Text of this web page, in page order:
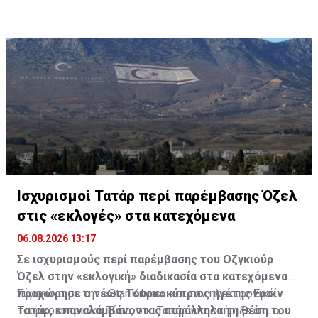
Ισχυρισμοί Τατάρ περί παρέμβασης Όζελ
στις «εκλογές» στα κατεχόμενα
06.08.2026 13:17
Σε ισχυρισμούς περί παρέμβασης του Οζγκιούρ
Όζελ στην «εκλογική» διαδικασία στα κατεχόμενα
προχώρησε ο τέως Τουρκοκύπριος ηγέτης Ερσίν
Τατάρ, επαναλαμβάνοντας παράλληλα τη θέση του
Σύμφωνα με την «Star Kıbrıs» και τον ηλεκτρονικό
τουρκοκυπριακό Τύπο, ο κ. Τατάρ υποστήριξε ότι ο